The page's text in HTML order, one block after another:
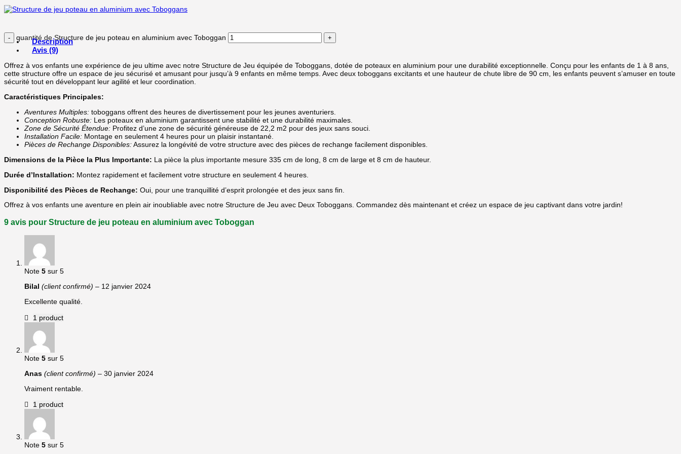
quantité de Structure de jeu poteau en aluminium avec Toboggan
Description
Avis (9)
Offrez à vos enfants une expérience de jeu ultime avec notre Structure de Jeu équipée de Toboggans, dotée de poteaux en aluminium pour une durabilité exceptionnelle. Conçu pour les enfants de 1 à 8 ans,
cette structure offre un espace de jeu sécurisé et amusant pour jusqu’à 9 enfants en même temps. Avec deux toboggans excitants et une hauteur de chute libre de 90 cm, les enfants peuvent s’amuser en toute
sécurité tout en développant leur agilité et leur coordination.
Caractéristiques Principales:
Aventures Multiples: toboggans offrent des heures de divertissement pour les jeunes aventuriers.
Conception Robuste: Les poteaux en aluminium garantissent une stabilité et une durabilité maximales.
Zone de Sécurité Étendue: Profitez d’une zone de sécurité généreuse de 22,2 m2 pour des jeux sans souci.
Installation Facile: Montage en seulement 4 heures pour un plaisir instantané.
Pièces de Rechange Disponibles:Assurez la longévité de votre structure avec des pièces de rechange facilement disponibles.
Dimensions de la Pièce la Plus Importante: La pièce la plus importante mesure 335 cm de long, 8 cm de large et 8 cm de hauteur.
Durée d’Installation: Montez rapidement et facilement votre structure en seulement 4 heures.
Disponibilité des Pièces de Rechange: Oui, pour une tranquillité d’esprit prolongée et des jeux sans fin.
Offrez à vos enfants une aventure en plein air inoubliable avec notre Structure de Jeu avec Deux Toboggans. Commandez dès maintenant et créez un espace de jeu captivant dans votre jardin!
9 avis pour Structure de jeu poteau en aluminium avec Toboggan
Note 5 sur 5
Bilal (client confirmé) – 12 janvier 2024
Excellente qualité.
1 product
Note 5 sur 5
Anas (client confirmé) – 30 janvier 2024
Vraiment rentable.
1 product
Note 5 sur 5